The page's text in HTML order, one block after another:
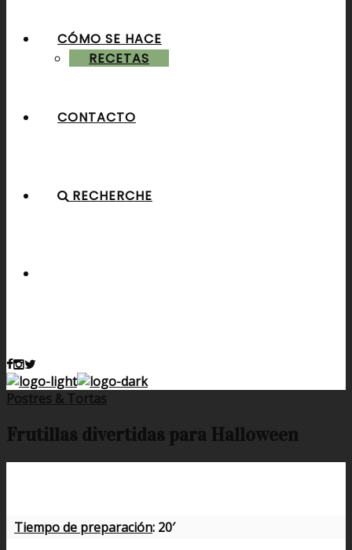
RECETAS
CÓMO SE HACE
CONTACTO
RECHERCHE
Postres & Tortas
Frutillas divertidas para Halloween
Tiempo de preparación: 20′